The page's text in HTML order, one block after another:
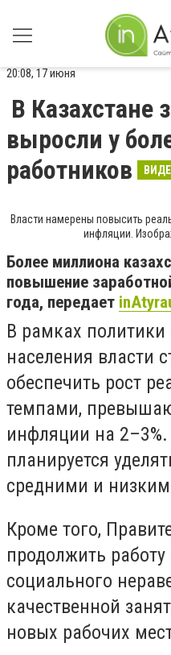
20:08, 17 июня
В Казахстане
выросли у
работников
Власти намерены повысить
инфляции.
Более миллиона
повышение
года, передает
В рамках
населения власти
обеспечить рост
темпами,
инфляции на
планируется
средними и
Кроме того,
продолжить
социального
качественной
новых рабочих